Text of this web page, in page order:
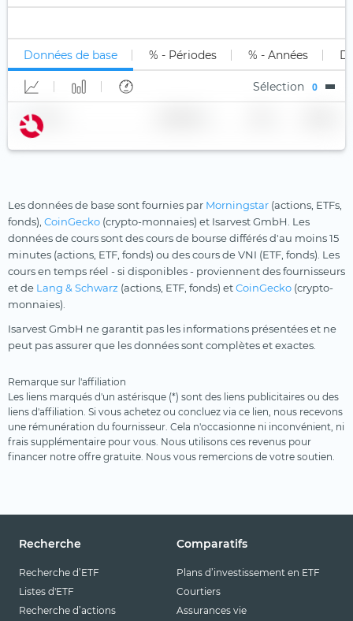
Moat
Multi-Actifs
Ordinateur quantique
Principes chrétiens
Robotique
Santé
Santé
Semi-conducteurs
Technologies innovantes
Technologies médicales
Uranium
Ville intelligente
Voyages et loisirs
YourIndex
Uniquement long (1x)
Long Levier
Short
Short Levier
Données de base % - Périodes % - Années
Sélection 0
Nom
Les données de base sont fournies par Morningstar (actions, ETFs,
fonds), CoinGecko (crypto-monnaies) et Isarvest GmbH. Les
données de cours sont des cours de bourse différés d'au moins 15
minutes (actions, ETF, fonds) ou des cours de VNI (ETF, fonds). Les
cours en temps réel - si disponibles - proviennent des fournisseurs
et de Lang & Schwarz (actions, ETF, fonds) etCoinGecko (crypto-
monnaies).
Isarvest GmbH ne garantit pas les informations présentées et ne
peut pas assurer que les données sont complètes et exactes.
Remarque sur l'affiliation
Les liens marqués d'un astérisque (*) sont des liens publicitaires ou des
liens d'affiliation. Si vous achetez ou concluez via ce lien, nous recevons
une rémunération du fournisseur. Cela n'occasionne ni inconvénient, ni
frais supplémentaire pour vous. Nous utilisons ces revenus pour
financer notre offre gratuite. Nous vous remercions de votre soutien.
Recherche
Recherche d’ETF
Listes d'ETF
Recherche d’actions
Comparatifs
Plans d’investissement en ETF
Courtiers
Assurances vie